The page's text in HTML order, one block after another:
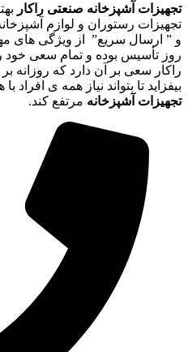
تجهیزات آشپزخانه صنعتی راکار
تجهیزات رستوران و لوازم
و ” ارسال سریع” از ویژگی های
روز تأسیس بوده و تمام سعی خود را
راکار سعی بر آن دارد که روزانه
بیفزاید تا بتواند نیاز همه ی افراد
تجهیزات آشپزخانه مرتفع کند.